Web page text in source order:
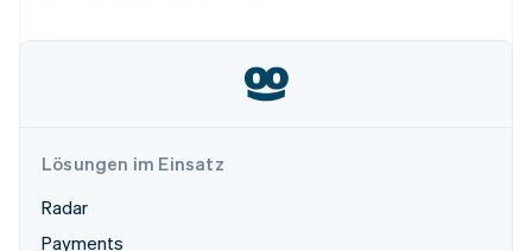
Lösungen im Einsatz
Radar
Payments